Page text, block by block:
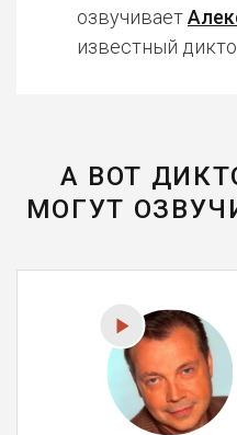
озвучивает
известный
А ВОТ
МОГУТ